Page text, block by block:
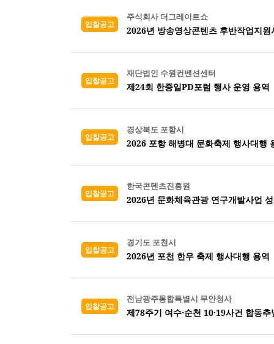
입찰공고
주식회사 더그레이트쇼
2026년 방송영상콘텐츠 후반작업지
입찰공고
재단법인 수원컨벤션센터
제24회 한중일PD포럼 행사 운영 용역
입찰공고
경상북도 포항시
2026 포항 해병대 문화축제 행사대행
입찰공고
한국콘텐츠진흥원
2026년 문화체육관광 연구개발사업
입찰공고
경기도 포천시
2026년 포천 한우 축제 행사대행 용역
입찰공고
전남광주통합특별시 무안청사
제78주기 여수·순천 10·19사건 합동